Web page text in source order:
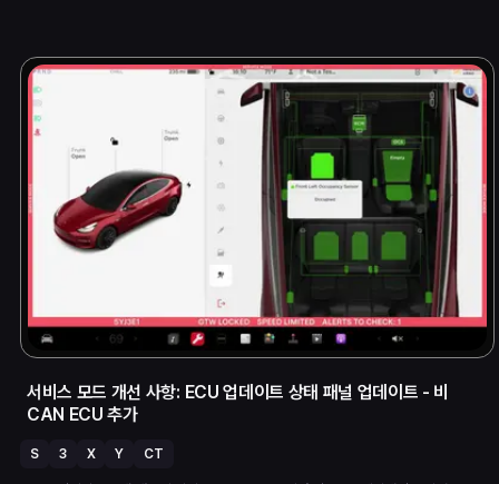
서비스 모드 개선 사항: ECU 업데이트 상태 패널 업데이트 - 비
CAN ECU 추가
S 3 X Y CT